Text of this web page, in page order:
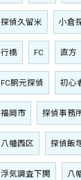
探偵久留米 小倉
行橋 FC 直方
FC胴元探偵 初心
福岡市 探偵事務
八幡西区 探偵飯
浮気調査下関 八